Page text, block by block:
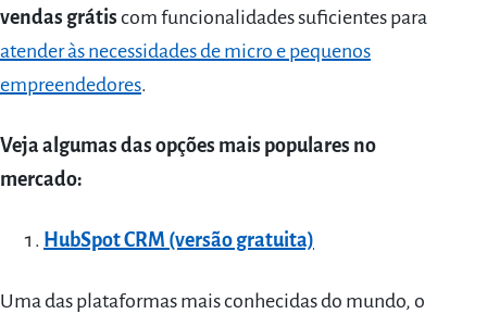
vendas grátis com funcionalidades suficientes para
atender às necessidades de micro e pequenos
empreendedores.
Veja algumas das opções mais populares no
mercado:
HubSpot CRM (versão gratuita)
Uma das plataformas mais conhecidas do mundo, o